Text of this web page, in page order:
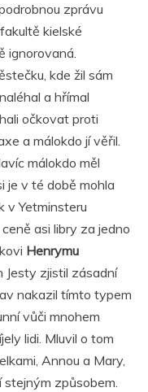
zprávu
kielské
ignorovaná.
kde žil sám
a hřímal
očkovat proti
a málokdo jí věřil.
málokdo měl
je v té době mohla
v Yetminsteru
asi libry za jedno
Henrymu
Jesty zjistil zásadní
nakazil tímto typem
vůči mnohem
lidi. Mluvil o tom
Annou a Mary,
způsobem.